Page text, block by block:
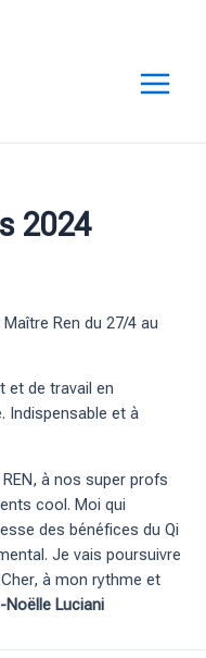
M
e
u
2024
Ren du 27/4 au
et de travail en
Indispensable et à
à nos super profs
cool. Moi qui
des bénéfices du Qi
Je vais poursuivre
à mon rythme et
Noëlle Luciani